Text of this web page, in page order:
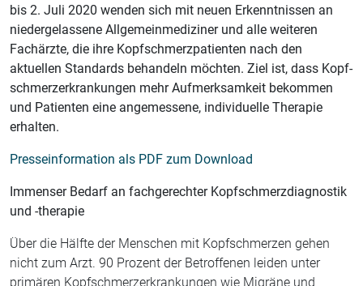
bis 2. Juli 2020 wenden sich mit neuen Erkenntnissen an
niedergelassene Allgemeinmediziner und alle weiteren
Fachärzte, die ihre Kopfschmerzpatienten nach den
aktuellen Standards behandeln möchten. Ziel ist, dass Kopf-
schmerzerkrankungen mehr Aufmerksamkeit bekommen
und Patienten eine angemessene, individuelle Therapie
erhalten.
Presseinformation als PDF zum Download
Immenser Bedarf an fachgerechter Kopfschmerzdiagnostik
und -therapie
Über die Hälfte der Menschen mit Kopfschmerzen gehen
nicht zum Arzt. 90 Prozent der Betroffenen leiden unter
primären Kopfschmerzerkrankungen wie Migräne und